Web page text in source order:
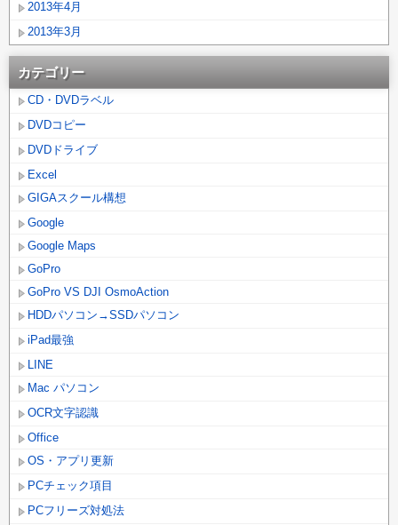
2013年4月
2013年3月
カテゴリー
CD・DVDラベル
DVDコピー
DVDドライブ
Excel
GIGAスクール構想
Google
Google Maps
GoPro
GoPro VS DJI OsmoAction
HDDパソコン→SSDパソコン
iPad最強
LINE
Mac パソコン
OCR文字認識
Office
OS・アプリ更新
PCチェック項目
PCフリーズ対処法